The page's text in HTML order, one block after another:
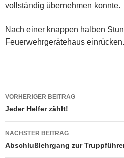
vollständig übernehmen konnte.
Nach einer knappen halben
Feuerwehrgerätehaus einrücken.
Beitragsnavigation
VORHERIGER BEITRAG
Jeder Helfer zählt!
NÄCHSTER BEITRAG
Abschlußlehrgang zur